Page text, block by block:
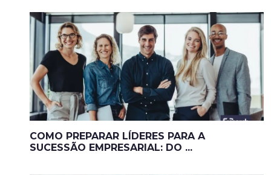
COMO PREPARAR LÍDERES PARA A
SUCESSÃO EMPRESARIAL: DO ...